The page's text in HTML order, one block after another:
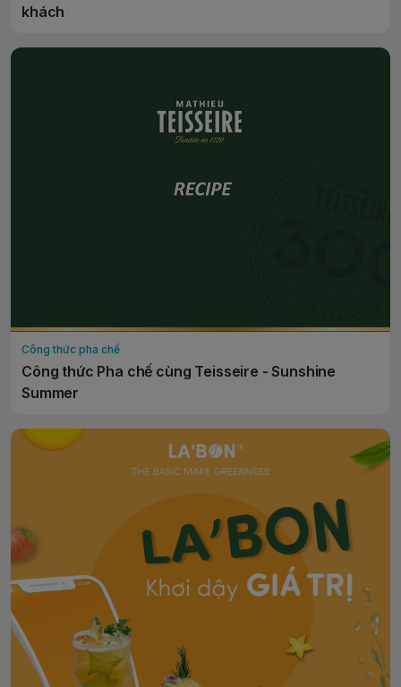
khách
Công thức pha chế
Công thức Pha chế cùng Teisseire - Sunshine
Summer